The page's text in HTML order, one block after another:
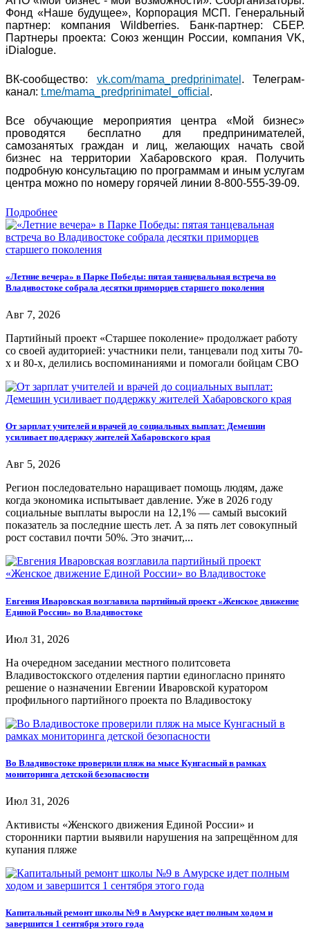
Фонд «Наше будущее», Корпорация МСП. Генеральный
партнер: компания Wildberries. Банк-партнер: СБЕР.
Партнеры проекта: Союз женщин России, компания VK,
iDialogue.
ВК-сообщество: vk.com/mama_predprinimatel . Телеграм-
канал: t.me/mama_predprinimatel_official .
Все обучающие мероприятия центра «Мой бизнес»
проводятся бесплатно для предпринимателей,
самозанятых граждан и лиц, желающих начать свой
бизнес на территории Хабаровского края. Получить
подробную консультацию по программам и иным услугам
центра можно по номеру горячей линии 8-800-555-39-09.
Подробнее
«Летние вечера» в Парке Победы: пятая танцевальная встреча во
Владивостоке собрала десятки приморцев старшего поколения
Авг 7, 2026
Партийный проект «Старшее поколение» продолжает работу
со своей аудиторией: участники пели, танцевали под хиты 70-
х и 80-х, делились воспоминаниями и помогали бойцам СВО
От зарплат учителей и врачей до социальных выплат: Демешин
усиливает поддержку жителей Хабаровского края
Авг 5, 2026
Регион последовательно наращивает помощь людям, даже
когда экономика испытывает давление. Уже в 2026 году
социальные выплаты выросли на 12,1% — самый высокий
показатель за последние шесть лет. А за пять лет совокупный
рост составил почти 50%. Это значит,...
Евгения Иваровская возглавила партийный проект «Женское движение
Единой России» во Владивостоке
Июл 31, 2026
На очередном заседании местного политсовета
Владивостокского отделения партии единогласно принято
решение о назначении Евгении Иваровской куратором
профильного партийного проекта по Владивостоку
Во Владивостоке проверили пляж на мысе Кунгасный в рамках
мониторинга детской безопасности
Июл 31, 2026
Активисты «Женского движения Единой России» и
сторонники партии выявили нарушения на запрещённом для
купания пляже
Капитальный ремонт школы №9 в Амурске идет полным ходом и
завершится 1 сентября этого года